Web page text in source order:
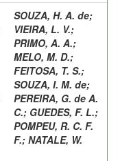
SOUZA, H. A. de;
VIEIRA, L. V.;
PRIMO, A. A.;
MELO, M. D.;
FEITOSA, T. S.;
SOUZA, I. M. de;
PEREIRA, G. de A.
C.; GUEDES, F. L.;
POMPEU, R. C. F.
F.; NATALE, W.